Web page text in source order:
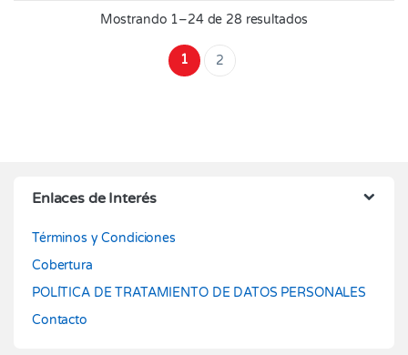
Mostrando 1–24 de 28 resultados
1 2
Enlaces de Interés
Términos y Condiciones
Cobertura
POLÍTICA DE TRATAMIENTO DE DATOS PERSONALES
Contacto